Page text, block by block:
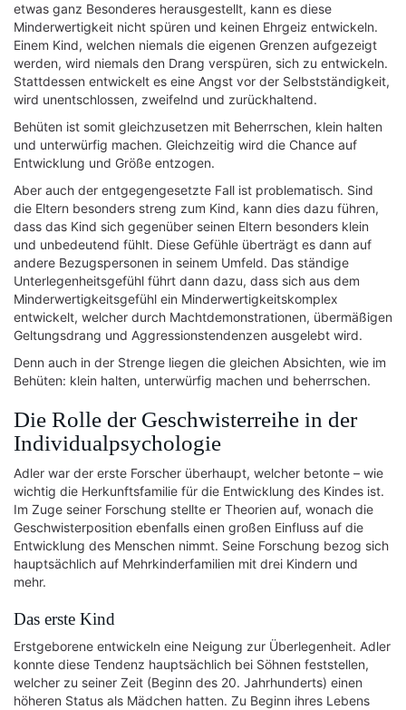
etwas ganz Besonderes herausgestellt, kann es diese
Minderwertigkeit nicht spüren und keinen Ehrgeiz entwickeln.
Einem Kind, welchen niemals die eigenen Grenzen aufgezeigt
werden, wird niemals den Drang verspüren, sich zu entwickeln.
Stattdessen entwickelt es eine Angst vor der Selbstständigkeit,
wird unentschlossen, zweifelnd und zurückhaltend.
Behüten ist somit gleichzusetzen mit Beherrschen, klein halten
und unterwürfig machen. Gleichzeitig wird die Chance auf
Entwicklung und Größe entzogen.
Aber auch der entgegengesetzte Fall ist problematisch. Sind
die Eltern besonders streng zum Kind, kann dies dazu führen,
dass das Kind sich gegenüber seinen Eltern besonders klein
und unbedeutend fühlt. Diese Gefühle überträgt es dann auf
andere Bezugspersonen in seinem Umfeld. Das ständige
Unterlegenheitsgefühl führt dann dazu, dass sich aus dem
Minderwertigkeitsgefühl ein Minderwertigkeitskomplex
entwickelt, welcher durch Machtdemonstrationen, übermäßigen
Geltungsdrang und Aggressionstendenzen ausgelebt wird.
Denn auch in der Strenge liegen die gleichen Absichten, wie im
Behüten: klein halten, unterwürfig machen und beherrschen.
Die Rolle der Geschwisterreihe in der
Individualpsychologie
Adler war der erste Forscher überhaupt, welcher betonte – wie
wichtig die Herkunftsfamilie für die Entwicklung des Kindes ist.
Im Zuge seiner Forschung stellte er Theorien auf, wonach die
Geschwisterposition ebenfalls einen großen Einfluss auf die
Entwicklung des Menschen nimmt. Seine Forschung bezog sich
hauptsächlich auf Mehrkinderfamilien mit drei Kindern und
mehr.
Das erste Kind
Erstgeborene entwickeln eine Neigung zur Überlegenheit. Adler
konnte diese Tendenz hauptsächlich bei Söhnen feststellen,
welcher zu seiner Zeit (Beginn des 20. Jahrhunderts) einen
höheren Status als Mädchen hatten. Zu Beginn ihres Lebens